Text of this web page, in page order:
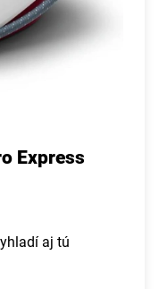
Express
aj tú